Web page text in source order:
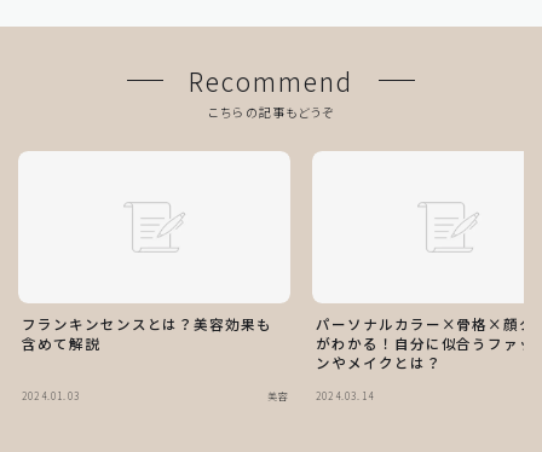
Recommend
こちらの記事もどうぞ
フランキンセンスとは？美容効果も
含めて解説
2024.01.03 美容
パーソナルカラー×骨格×顔タ
がわかる！自分に似合うファッ
ンやメイクとは？
2024.03.14